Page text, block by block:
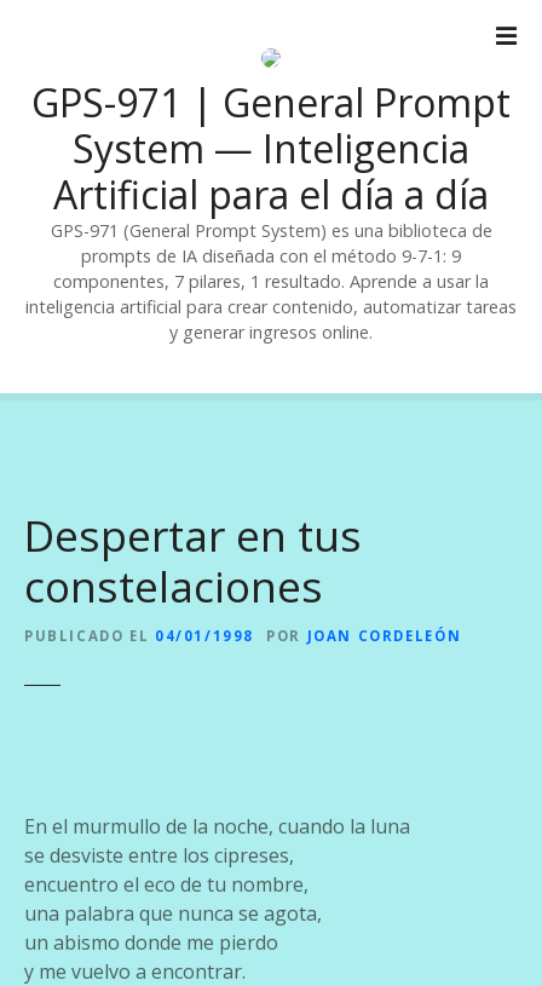
n
GPS-971 | General Prompt
System — Inteligencia
Artificial para el día a día
GPS-971 (General Prompt System) es una biblioteca de
prompts de IA diseñada con el método 9-7-1: 9
componentes, 7 pilares, 1 resultado. Aprende a usar la
inteligencia artificial para crear contenido, automatizar tareas
y generar ingresos online.
Despertar en tus
constelaciones
PUBLICADO EL 04/01/1998 POR JOAN CORDELEÓN
En el murmullo de la noche, cuando la luna
se desviste entre los cipreses,
encuentro el eco de tu nombre,
una palabra que nunca se agota,
un abismo donde me pierdo
y me vuelvo a encontrar.